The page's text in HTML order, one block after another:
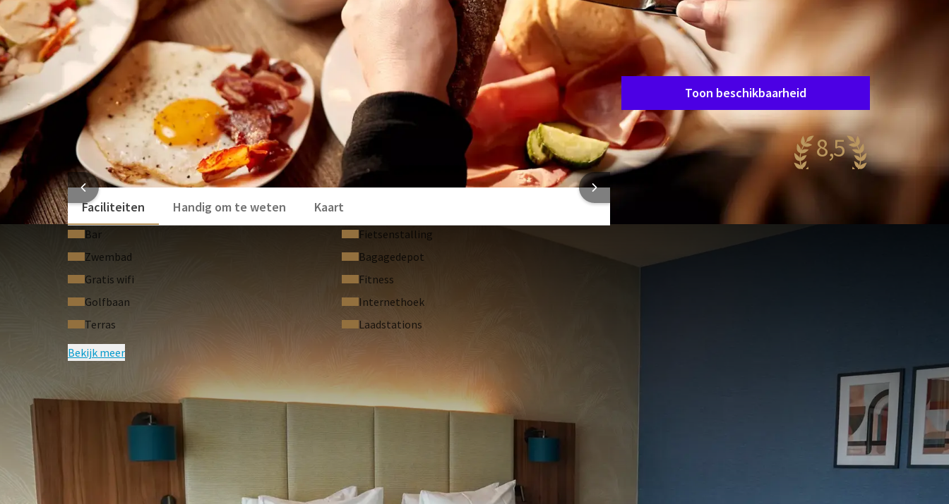
verrassing om de avonturendag compleet te maken!
Arrangement
2-daags
Verblijfsperiode
Data kiezen
Toon beschikbaarheid
8,5
Fantastisch
496 reviews
HOTEL INFORMATIE
Faciliteiten
Handig om te weten Kaart
Bar
Fietsenstalling
Zwembad
Bagagedepot
Gratis wifi
Fitness
Golfbaan
Internethoek
Terras
Laadstations
Bekijk meer
Voorwaarden van arrangement
In Almelo geldt een toeristenbelasting.
Indien u een derde persoon boekt, dan worden o.a. de volgende extra kosten berekend:
- € 29,50 voor het extra bed
Deze kosten worden niet in het kostenoverzicht meegenomen, en dient u als extra bij check in